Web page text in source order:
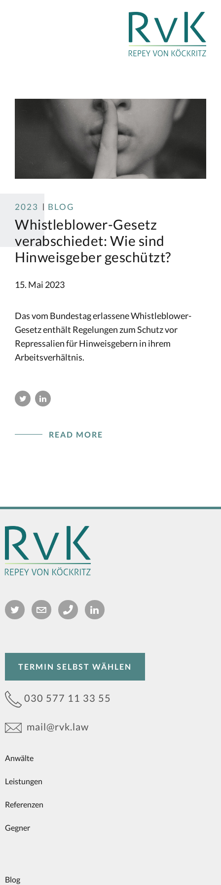
2023 BLOG
Whistleblower-Gesetz
verabschiedet: Wie sind
Hinweisgeber geschützt?
15. Mai 2023
Das vom Bundestag erlassene Whistleblower-
Gesetz enthält Regelungen zum Schutz vor
Repressalien für Hinweisgebern in ihrem
Arbeitsverhältnis.
READ MORE
Anwälte
Leistungen
Referenzen
Gegner
Blog
TERMIN SELBST WÄHLEN
030 577 11 33 55
mail@rvk.law